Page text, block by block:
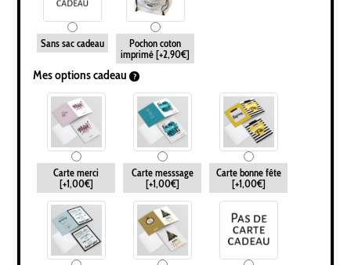
Sans sac cadeau
Pochon coton
imprimé[+2,90€]
Mes options cadeau
Carte merci
[+1,00€]
Carte messsage
[+1,00€]
Carte bonne fête
[+1,00€]